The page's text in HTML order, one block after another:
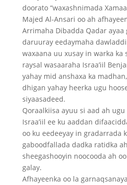
doorato “waxashnimada
Majed Al-Ansari oo ah
Arrimaha Dibadda Qadar ayaa
daruuray eedaymaha
waxaana uu xusay in warka ka
raysal wasaaraha Israa’iil
yahay mid anshaxa ka
dhigan yahay heerka ugu
siyaasadeed.
Qoraalkiisa ayuu si aad ah
Israa’iil ee ku aaddan
oo ku eedeeyay in gradarrada
gaboodfallada dadka ratidka
sheegashooyin noocooda ah
galay.
Afhayeenka oo la